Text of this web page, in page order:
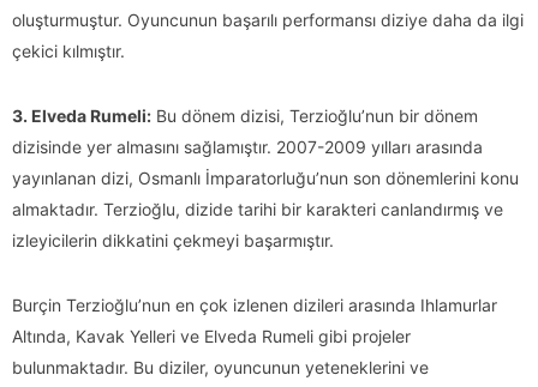
oluşturmuştur. Oyuncunun başarılı performansı diziye daha da ilgi
çekici kılmıştır.
3. Elveda Rumeli: Bu dönem dizisi, Terzioğlu’nun bir dönem
dizisinde yer almasını sağlamıştır. 2007-2009 yılları arasında
yayınlanan dizi, Osmanlı İmparatorluğu’nun son dönemlerini konu
almaktadır. Terzioğlu, dizide tarihi bir karakteri canlandırmış ve
izleyicilerin dikkatini çekmeyi başarmıştır.
Burçin Terzioğlu’nun en çok izlenen dizileri arasında Ihlamurlar
Altında, Kavak Yelleri ve Elveda Rumeli gibi projeler
bulunmaktadır. Bu diziler, oyuncunun yeteneklerini ve